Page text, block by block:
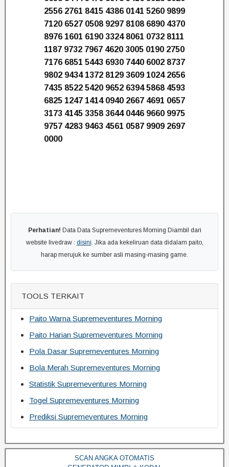
2556 2761 8415 4386 0141 5260 9899
7120 6527 0508 9297 8108 6890 4370
8976 1601 6190 3324 8061 0732 8111
1187 9732 7967 4620 3005 0190 2750
7176 6851 5443 6930 7440 6002 8737
9802 9434 1372 8129 3609 1024 2656
7435 8522 5420 9652 6394 5868 4593
6825 1247 1414 0940 2667 4691 0657
3173 4145 3358 3644 0446 9660 9975
9757 4283 9463 4561 0587 9909 2697
0000
Perhatian! Data Data Supremeventures Morning Diambil dari
website livedraw : disini. Jika ada kekeliruan data didalam paito,
harap merujuk ke sumber asli masing-masing game.
TOOLS TERKAIT
Paito Warna Supremeventures Morning
Paito Harian Supremeventures Morning
Pola Dasar Supremeventures Morning
Bola Merah Supremeventures Morning
Statistik Supremeventures Morning
Togel Supremeventures Morning
Prediksi Supremeventures Morning
SCAN ANGKA OTOMATIS